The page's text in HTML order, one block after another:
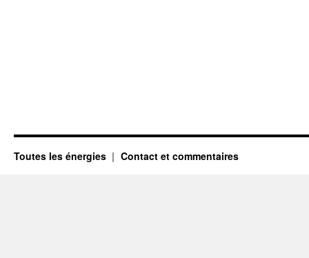
Toutes les énergies Contact et commentaires